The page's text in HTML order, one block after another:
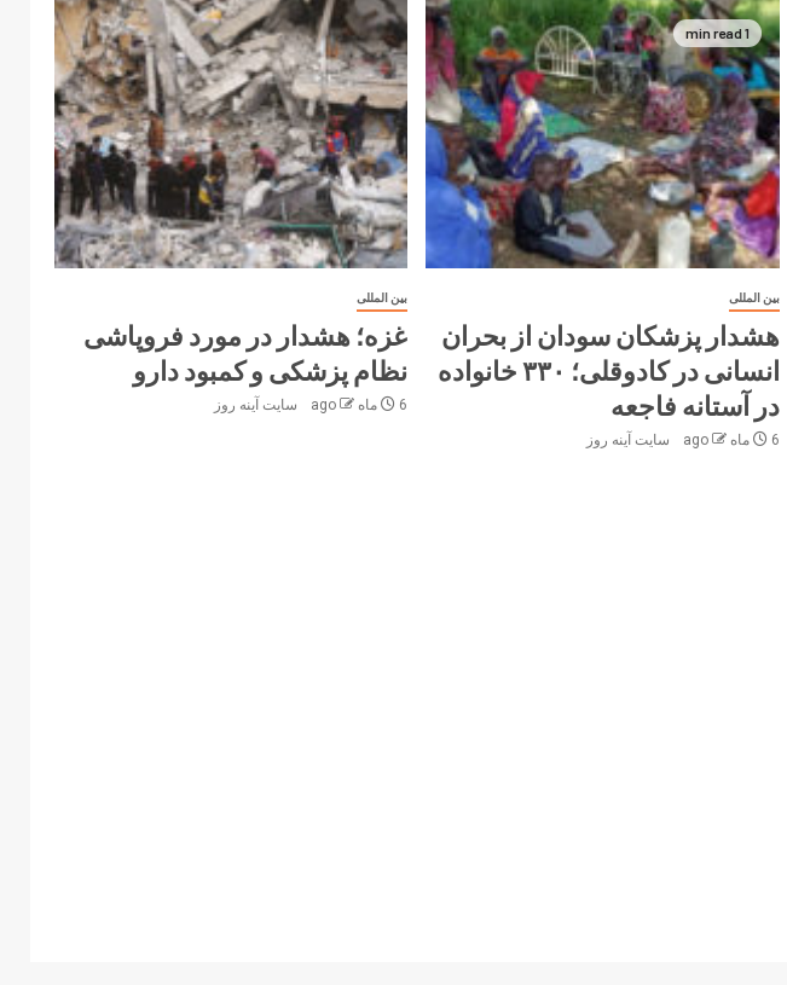
1 min read
بین المللی
هشدار پزشکان سودان از بحران
انسانی در کادوقلی؛ ۳۳۰ خانواده
در آستانه فاجعه
6 ماه ago سایت آینه‌ روز
بین المللی
غزه؛ هشدار در مورد فروپاشی
نظام پزشکی و کمبود دارو
6 ماه ago سایت آینه‌ روز